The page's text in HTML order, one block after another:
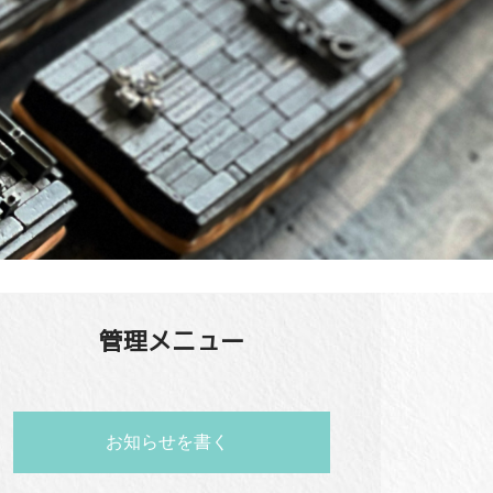
管理メニュー
お知らせを書く